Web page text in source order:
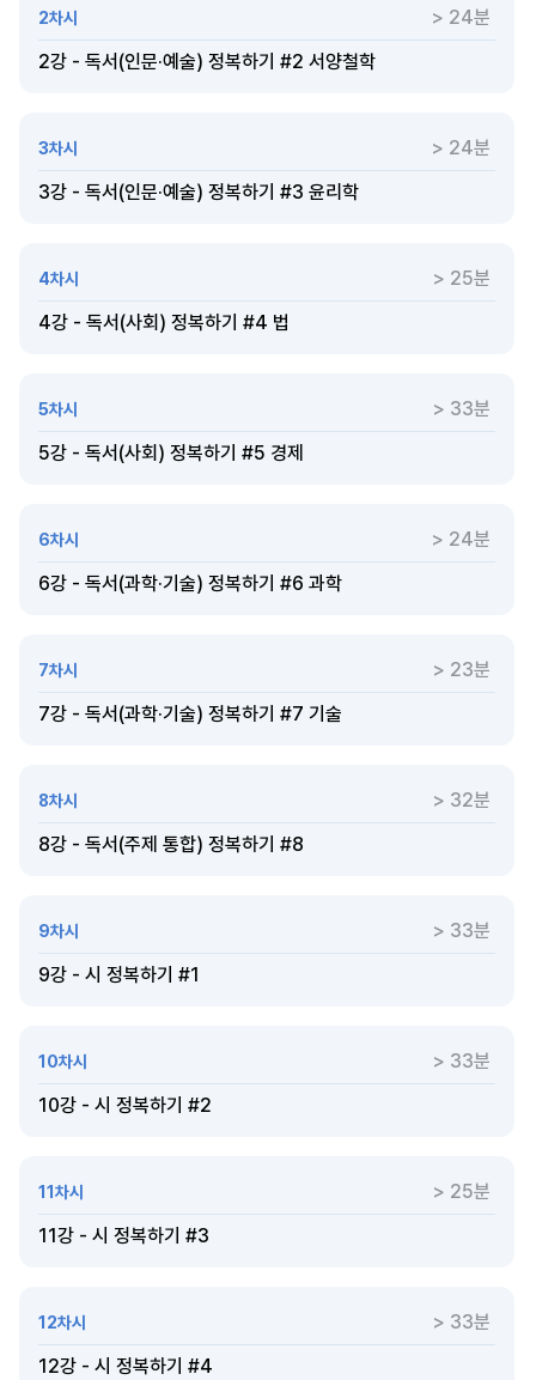
2차시
2강 - 독서(인문·예술) 정복하기 #2 서양철학
> 24분
3차시
3강 - 독서(인문·예술) 정복하기 #3 윤리학
> 24분
4차시
4강 - 독서(사회) 정복하기 #4 법
> 25분
5차시
5강 - 독서(사회) 정복하기 #5 경제
> 33분
6차시
6강 - 독서(과학·기술) 정복하기 #6 과학
> 24분
7차시
7강 - 독서(과학·기술) 정복하기 #7 기술
> 23분
8차시
8강 - 독서(주제 통합) 정복하기 #8
> 32분
9차시
9강 - 시 정복하기 #1
> 33분
10차시
10강 - 시 정복하기 #2
> 33분
11차시
11강 - 시 정복하기 #3
> 25분
12차시
12강 - 시 정복하기 #4
> 33분